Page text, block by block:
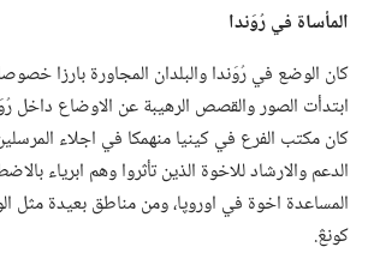
المأساة في رُوَندا
كان الوضع في رُوَندا والبلدان المجاورة بارزا
ابتدأت الصور والقصص الرهيبة عن الاوضاع داخل
كان مكتب الفرع في كينيا منهمكا في اجلاء
الدعم والارشاد للاخوة الذين تأثروا وهم ابرياء
المساعدة اخوة في اوروپا،‏ ومن مناطق بعيدة مثل
كونڠ.‏